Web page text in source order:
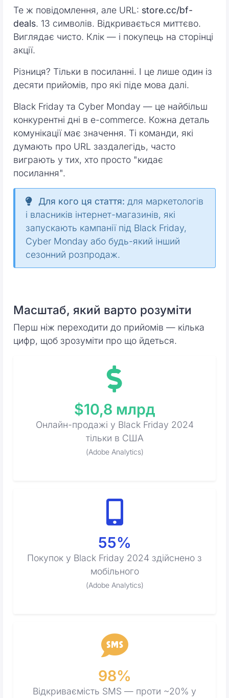
Те ж повідомлення, але URL: store.cc/bf-
deals. 13 символів. Відкривається миттєво.
Виглядає чисто. Клік — і покупець на сторінці
акції.
Різниця? Тільки в посиланні. І це лише один із
десяти прийомів, про які піде мова далі.
Black Friday та Cyber Monday — це найбільш
конкурентні дні в e-commerce. Кожна деталь
комунікації має значення. Ті команди, які
думають про URL заздалегідь, часто
виграють у тих, хто просто "кидає
посилання".
Для кого ця стаття: для маркетологів
і власників інтернет-магазинів, які
запускають кампанії під Black Friday,
Cyber Monday або будь-який інший
сезонний розпродаж.
Масштаб, який варто розуміти
Перш ніж переходити до прийомів — кілька
цифр, щоб зрозуміти про що йдеться.
$10,8 млрд
Онлайн-продажі у Black Friday 2024
тільки в США
(Adobe Analytics)
55%
Покупок у Black Friday 2024 здійснено з
мобільного
(Adobe Analytics)
98%
Відкриваємість SMS — проти ~20% у